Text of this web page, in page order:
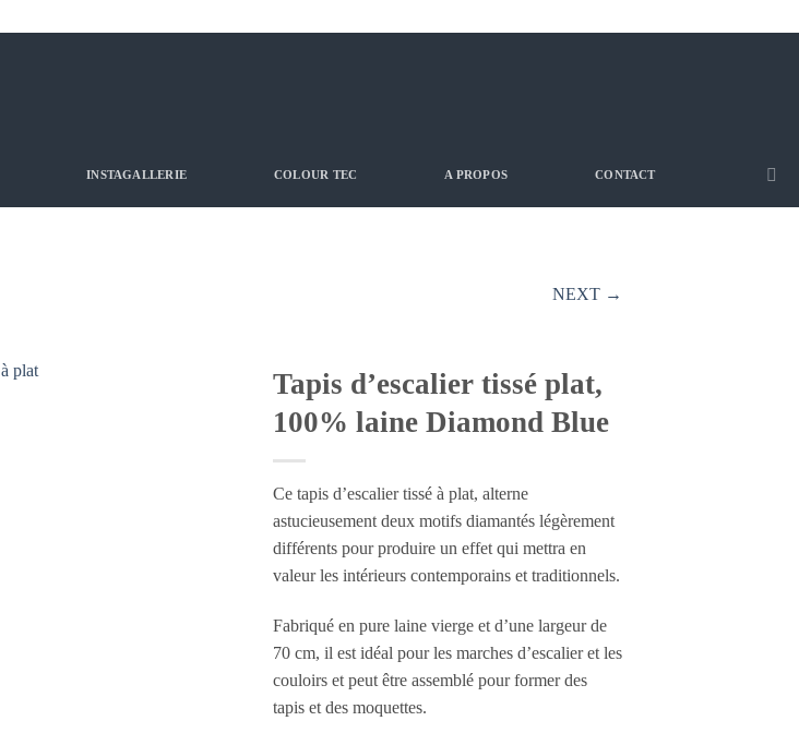
INSTAGALLERIE COLOUR TEC A PROPOS CONTACT
NEXT →
Tapis d’escalier tissé plat,
100% laine Diamond Blue
Ce tapis d’escalier tissé à plat, alterne
astucieusement deux motifs diamantés légèrement
différents pour produire un effet qui mettra en
valeur les intérieurs contemporains et traditionnels.
Fabriqué en pure laine vierge et d’une largeur de
70 cm, il est idéal pour les marches d’escalier et les
couloirs et peut être assemblé pour former des
tapis et des moquettes.